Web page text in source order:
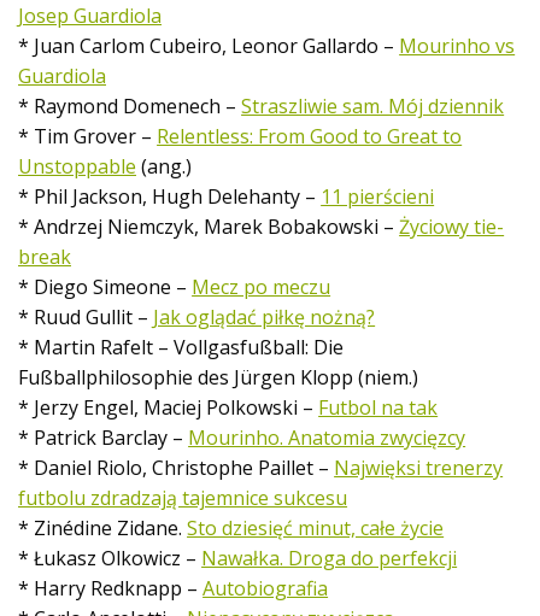
Josep Guardiola
* Juan Carlom Cubeiro, Leonor Gallardo – Mourinho vs
Guardiola
* Raymond Domenech –Straszliwie sam. Mój dziennik
* Tim Grover – Relentless: From Good to Great to
Unstoppable (ang.)
* Phil Jackson, Hugh Delehanty – 11 pierścieni
* Andrzej Niemczyk, Marek Bobakowski –Życiowy tie-
break
* Diego Simeone – Mecz po meczu
* Ruud Gullit – Jak oglądać piłkę nożną?
* Martin Rafelt – Vollgasfußball: Die
Fußballphilosophie des Jürgen Klopp (niem.)
* Jerzy Engel, Maciej Polkowski – Futbol na tak
* Patrick Barclay – Mourinho. Anatomia zwycięzcy
* Daniel Riolo, Christophe Paillet – Najwięksi trenerzy
futbolu zdradzają tajemnice sukcesu
* Zinédine Zidane.Sto dziesięć minut, całe życie
* Łukasz Olkowicz – Nawałka. Droga do perfekcji
* Harry Redknapp –Autobiografia